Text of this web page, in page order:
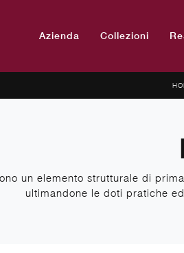
Azienda Collezioni
un elemento strutturale di
ultimandone le doti pratiche